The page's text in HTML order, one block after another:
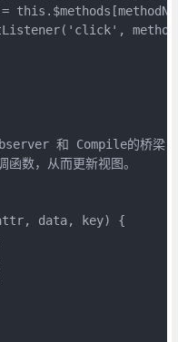
和 Compile的桥梁，
数，从而更新视图。
data, key) {